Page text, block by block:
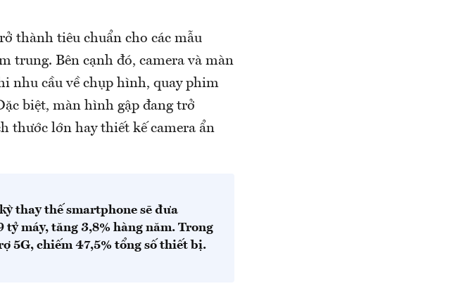
thành tiêu chuẩn cho các mẫu
trung. Bên cạnh đó, camera và màn
nhu cầu về chụp hình, quay phim
biệt, màn hình gập đang trở
thước lớn hay thiết kế camera ẩn
thay thế smartphone sẽ đưa
tỷ máy, tăng 3,8% hàng năm. Trong
5G, chiếm 47,5% tổng số thiết bị.